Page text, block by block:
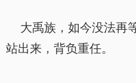
大禹族，如今没法再
站出来，背负重任。